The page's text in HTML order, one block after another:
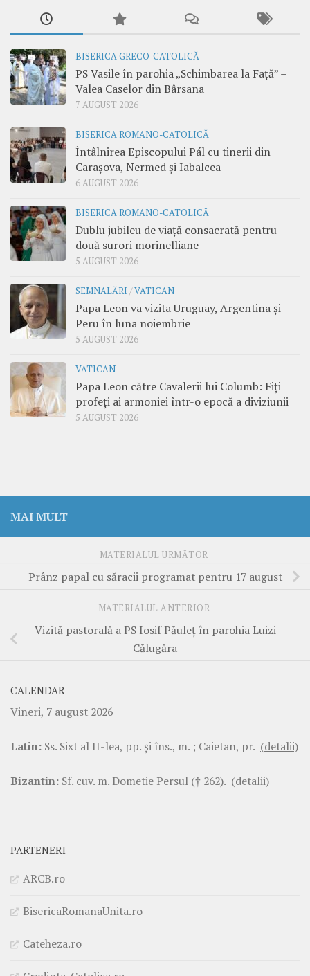
BISERICA GRECO-CATOLICĂ
PS Vasile în parohia „Schimbarea la Față” –
Valea Caselor din Bârsana
7 AUGUST 2026
BISERICA ROMANO-CATOLICĂ
Întâlnirea Episcopului Pál cu tinerii din
Carașova, Nermed și Iabalcea
6 AUGUST 2026
BISERICA ROMANO-CATOLICĂ
Dublu jubileu de viață consacrată pentru
două surori morinelliane
5 AUGUST 2026
SEMNALĂRI /VATICAN
Papa Leon va vizita Uruguay, Argentina și
Peru în luna noiembrie
5 AUGUST 2026
VATICAN
Papa Leon către Cavalerii lui Columb: Fiți
profeți ai armoniei într-o epocă a diviziunii
5 AUGUST 2026
MAI MULT
MATERIALUL URMĂTOR
Prânz papal cu săracii programat pentru 17 august
MATERIALUL ANTERIOR
Vizită pastorală a PS Iosif Păuleț în parohia Luizi
Călugăra
CALENDAR
Vineri, 7 august 2026
Latin: Ss. Sixt al II-lea, pp. şi îns., m. ; Caietan, pr. (detalii)
Bizantin: Sf. cuv. m. Dometie Persul († 262). (detalii)
PARTENERI
ARCB.ro
BisericaRomanaUnita.ro
Cateheza.ro